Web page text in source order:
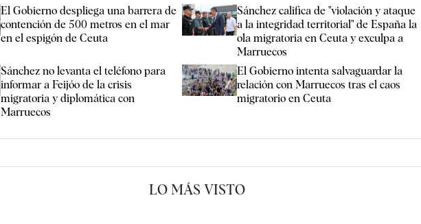
El Gobierno despliega una barrera de
contención de 500 metros en el mar
en el espigón de Ceuta
Sánchez califica de "violación y ataque
a la integridad territorial" de España la
ola migratoria en Ceuta y exculpa a
Marruecos
Sánchez no levanta el teléfono para
informar a Feijóo de la crisis
migratoria y diplomática con
Marruecos
El Gobierno intenta salvaguardar la
relación con Marruecos tras el caos
migratorio en Ceuta
LO MÁS VISTO